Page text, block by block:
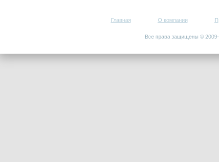
Главная О компании
Все права защищены ©